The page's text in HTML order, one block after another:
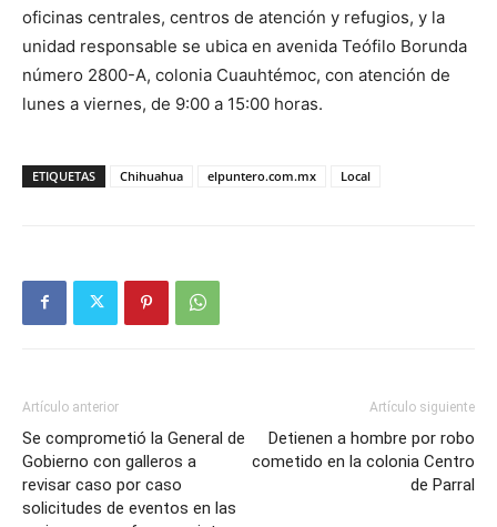
oficinas centrales, centros de atención y refugios, y la
unidad responsable se ubica en avenida Teófilo Borunda
número 2800-A, colonia Cuauhtémoc, con atención de
lunes a viernes, de 9:00 a 15:00 horas.
ETIQUETAS Chihuahua elpuntero.com.mx Local
Artículo anterior
Se comprometió la General de
Gobierno con galleros a
revisar caso por caso
solicitudes de eventos en las
Artículo siguiente
Detienen a hombre por robo
cometido en la colonia Centro
de Parral